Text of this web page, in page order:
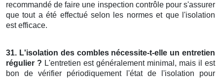
recommandé de faire une inspection contrôle pour s'assurer
que tout a été effectué selon les normes et que l'isolation
est efficace.
31. L'isolation des combles nécessite-t-elle un entretien
régulier ? L'entretien est généralement minimal, mais il est
bon de vérifier périodiquement l'état de l'isolation pour